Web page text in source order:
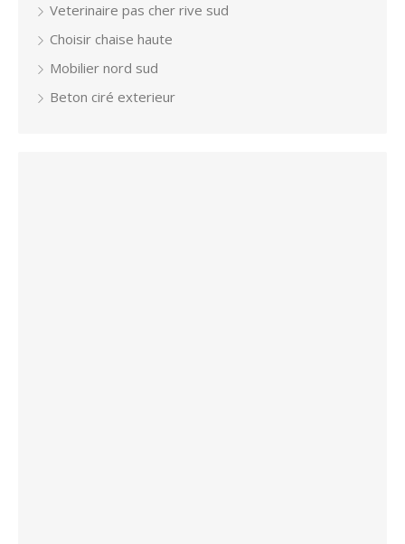
Veterinaire pas cher rive sud
Choisir chaise haute
Mobilier nord sud
Beton ciré exterieur